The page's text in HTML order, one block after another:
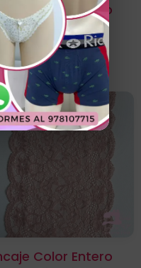
Color Entero
Clavel Azul
Color Entero